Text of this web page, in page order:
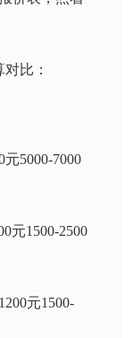
比：
5000-7000
元1500-2500
元1500-